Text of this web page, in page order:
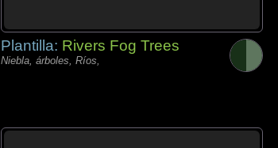
Plantilla: Rivers Fog Trees
Niebla, árboles, Ríos,